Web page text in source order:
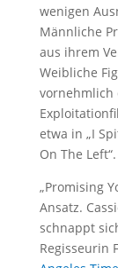
wenigen
Männliche
aus ihrem
Weibliche
vornehmlich
etwa in „I
On The Left“.
„Promising
Ansatz.
schnappt
Regisseurin